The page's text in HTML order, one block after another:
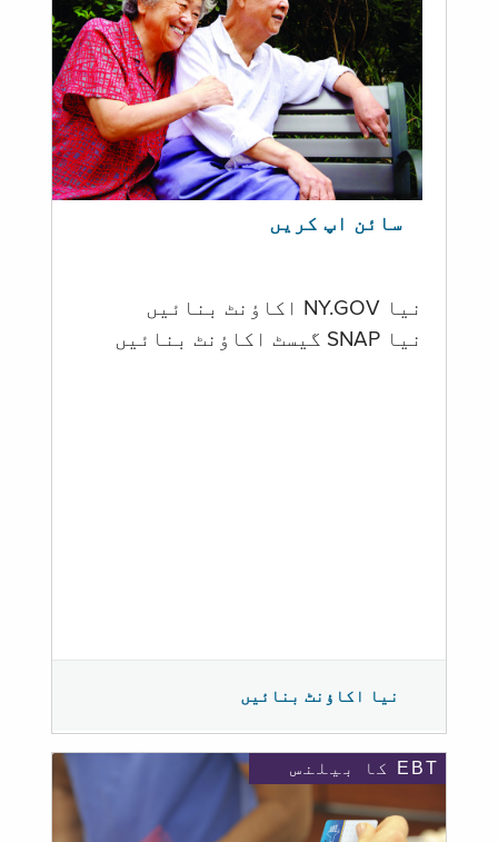
سائن اپ کریں
نیا NY.GOV اکاؤنٹ بنائیں
نیا SNAP گیسٹ اکاؤنٹ بنائیں
نیا اکاؤنٹ بنائیں
EBT کا بیلنس